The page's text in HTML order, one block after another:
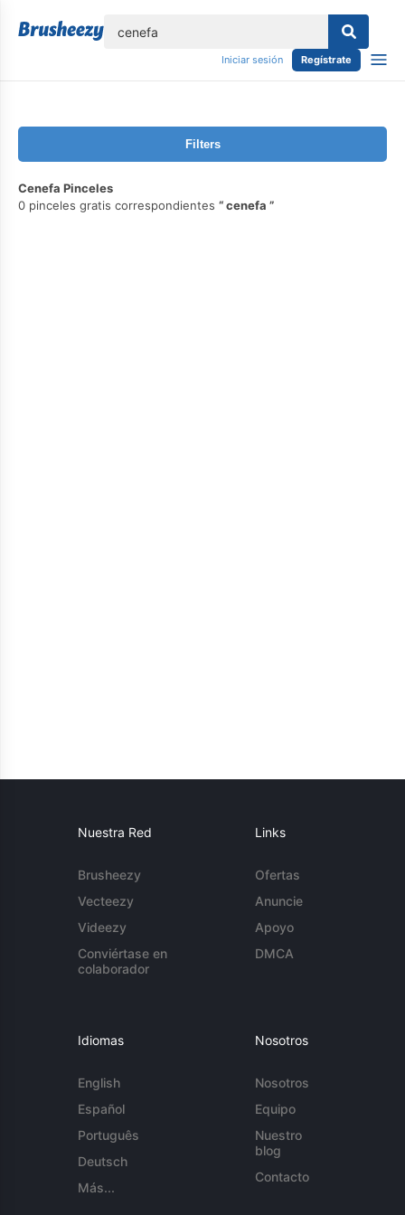
Iniciar sesión Regístrate
Filters
Cenefa Pinceles
0 pinceles gratis correspondientes
cenefa
Nuestra Red
Brusheezy
Vecteezy
Videezy
Conviértase en
colaborador
Links
Ofertas
Anuncie
Apoyo
DMCA
Idiomas
English
Español
Português
Deutsch
Más...
Nosotros
Nosotros
Equipo
Nuestro
blog
Contacto